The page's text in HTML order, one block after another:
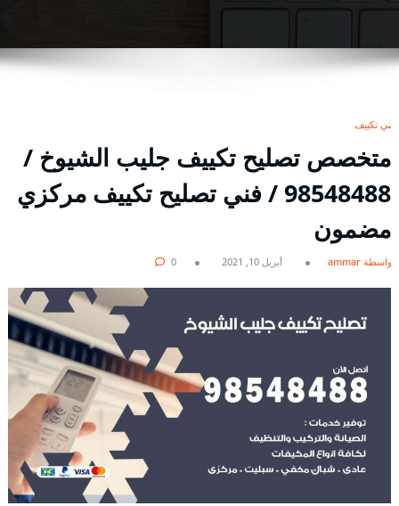
فني تكييف
متخصص تصليح تكييف جليب الشيوخ /
98548488 / فني تصليح تكييف مركزي
مضمون
بواسطة ammar أبريل 10, 2021 0